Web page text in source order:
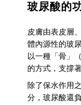
玻尿酸的
皮膚由表皮層
體內源性的玻
以一種「骨」
的方式，支撐
除了保水作用
分，玻尿酸還